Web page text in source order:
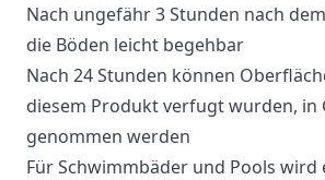
Nach ungefähr 3 Stunden nach
die Böden leicht begehbar
Nach 24 Stunden können
diesem Produkt verfugt wurden, in
genommen werden
Für Schwimmbäder und Pools wird